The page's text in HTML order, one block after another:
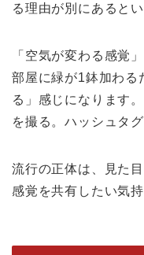
る理由が別にあると
「空気が変わる感覚
部屋に緑が1鉢加わる
る」感じになります
を撮る。ハッシュタ
流行の正体は、見た
感覚を共有したい気